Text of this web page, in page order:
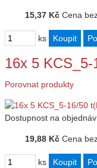
15,37 Kč Cena
ks
16x 5
Porovnat produkty
Dostupnost na
19,88 Kč Cena
ks